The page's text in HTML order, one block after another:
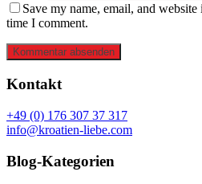
Save my name, email, and
time I comment.
Kommentar absenden
Kontakt
+49 (0) 176 307 37 317
info@kroatien-liebe.com
Blog-Kategorien